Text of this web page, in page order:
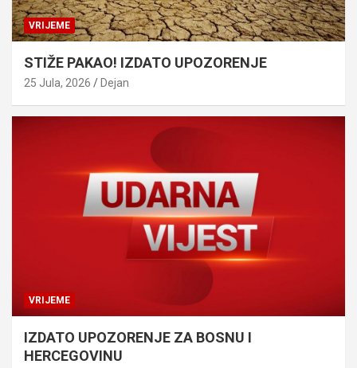
VRIJEME
STIŽE PAKAO! IZDATO UPOZORENJE
25 Jula, 2026 Dejan
VRIJEME
IZDATO UPOZORENJE ZA BOSNU I
HERCEGOVINU